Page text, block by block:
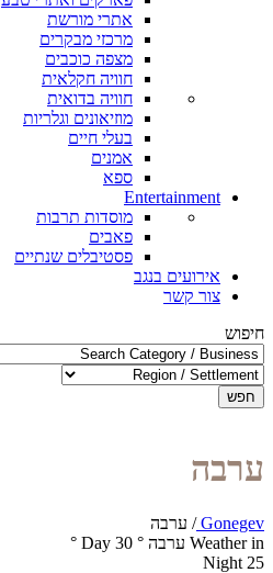
אתרי מורשת
מרכזי מבקרים
מצפה כוכבים
חוויה חקלאית
חוויה בדואית
מוזיאונים וגלריות
בעלי חיים
אמנים
ספא
Entertainment
מוסדות תרבות
פאבים
פסטיבלים שנתיים
אירועים בנגב
צור קשר
חיפוש
חפש
ערבה
Gonegev
/ ערבה
Weather in ערבה
°
30
Day
°
25
Night